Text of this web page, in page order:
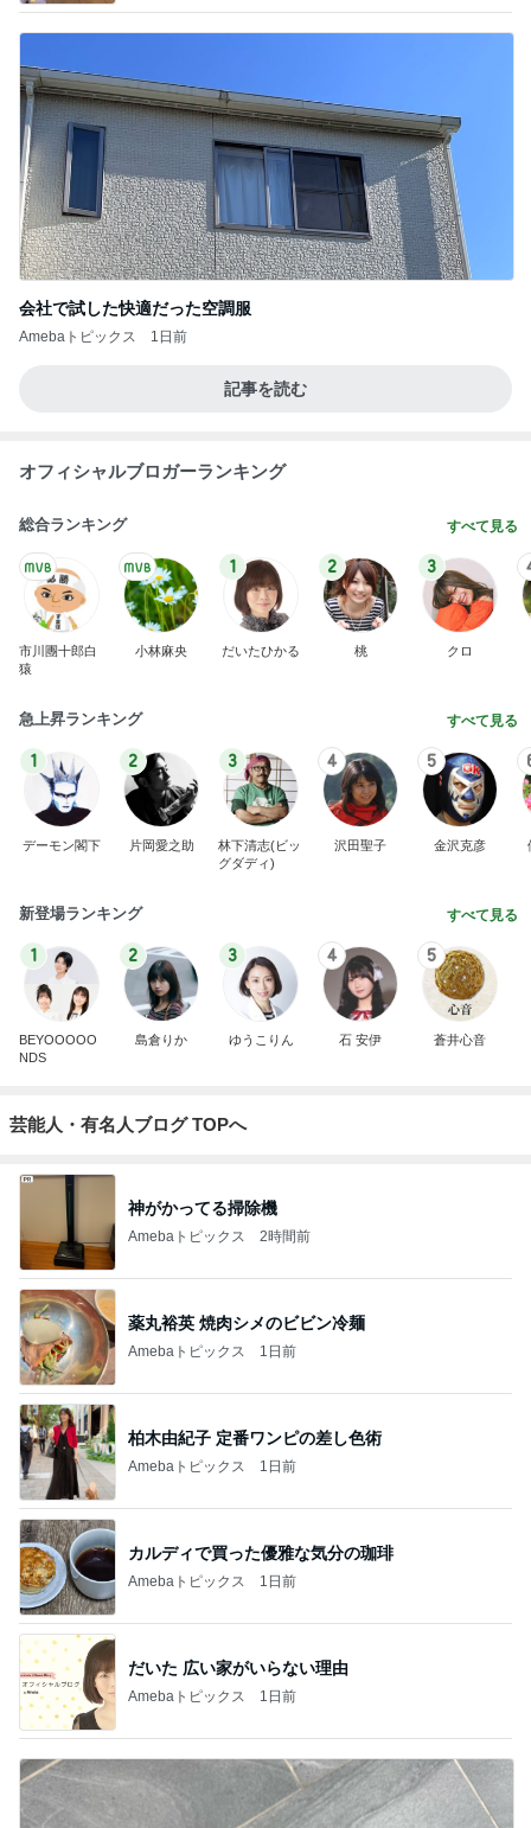
会社で試した快適だった空調服
Amebaトピックス 1日前
記事を読む
オフィシャルブロガーランキング
総合ランキング すべて見る
市川團十郎白
猿
小林麻央
1
だいたひかる
2
桃
3
クロ
急上昇ランキング すべて見る
1
デーモン閣下
2
片岡愛之助
3
林下清志(ビッ
グダディ)
4
沢田聖子
5
金沢克彦
新登場ランキング すべて見る
1
BEYOOOOO
NDS
2
島倉りか
3
ゆうこりん
4
石 安伊
5
蒼井心音
芸能人・有名人ブログ TOPへ
神がかってる掃除機
Amebaトピックス 2時間前
薬丸裕英 焼肉シメのビビン冷麺
Amebaトピックス 1日前
柏木由紀子 定番ワンピの差し色術
Amebaトピックス 1日前
カルディで買った優雅な気分の珈琲
Amebaトピックス 1日前
だいた 広い家がいらない理由
Amebaトピックス 1日前